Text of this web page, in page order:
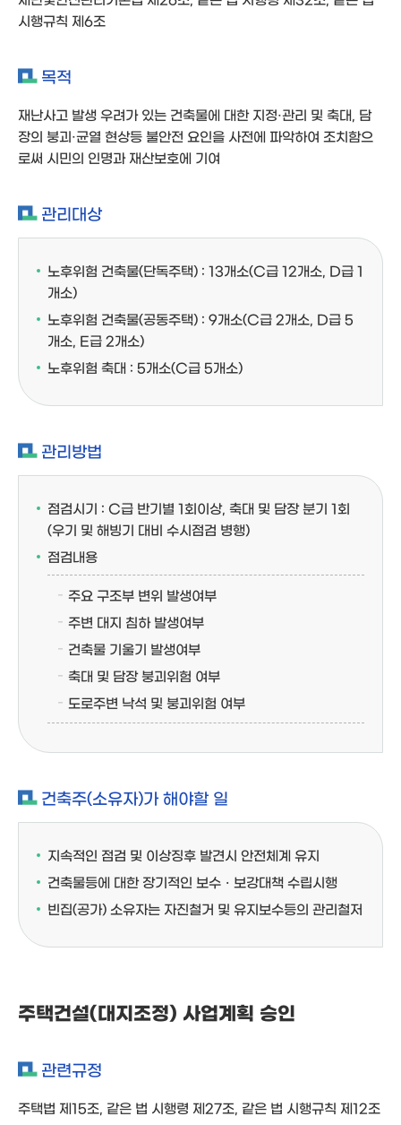
시행규칙 제6조
목적
재난사고 발생 우려가 있는 건축물에 대한 지정·관리 및 축대, 담
장의 붕괴·균열 현상등 불안전 요인을 사전에 파악하여 조치함으
로써 시민의 인명과 재산보호에 기여
관리대상
노후위험 건축물(단독주택) : 13개소(C급 12개소, D급 1
개소)
노후위험 건축물(공동주택) : 9개소(C급 2개소, D급 5
개소, E급 2개소)
노후위험 축대 : 5개소(C급 5개소)
관리방법
점검시기 : C급 반기별 1회이상, 축대 및 담장 분기 1회
(우기 및 해빙기 대비 수시점검 병행)
점검내용
주요 구조부 변위 발생여부
주변 대지 침하 발생여부
건축물 기울기 발생여부
축대 및 담장 붕괴위험 여부
도로주변 낙석 및 붕괴위험 여부
건축주(소유자)가 해야할 일
지속적인 점검 및 이상징후 발견시 안전체계 유지
건축물등에 대한 장기적인 보수ㆍ보강대책 수립시행
빈집(공가) 소유자는 자진철거 및 유지보수등의 관리철저
주택건설(대지조정) 사업계획 승인
관련규정
주택법 제15조, 같은 법 시행령 제27조, 같은 법 시행규칙 제12조